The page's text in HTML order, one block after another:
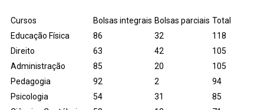
Cursos Bolsas integrais Bolsas parciais Total
Educação Física
86 32
118
Direito
63 42
105
Administração
85 20
105
Pedagogia
92 2
94
Psicologia
54 31
85